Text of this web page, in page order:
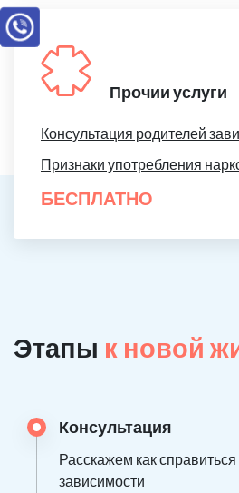
Прочии услуги
Консультация родителей
Признаки употребления
БЕСПЛАТНО
Этапы к новой
Консультация
Расскажем как
зависимости